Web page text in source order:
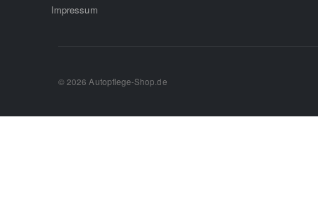
Impressum
© 2026 Autopflege-Shop.de